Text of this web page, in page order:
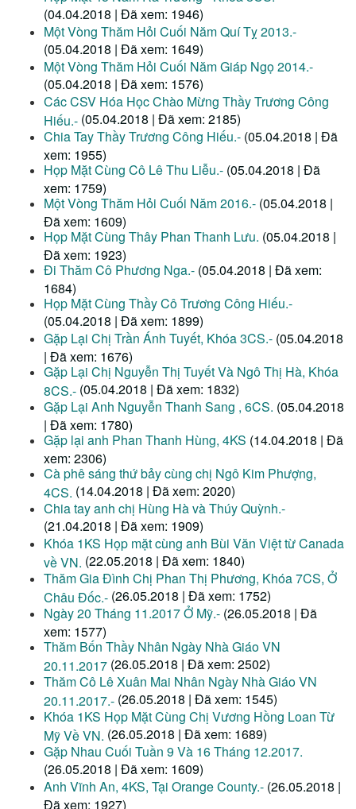
(04.04.2018 | Đã xem: 1946)
Một Vòng Thăm Hỏi Cuối Năm Quí Tỵ 2013.-
(05.04.2018 | Đã xem: 1649)
Một Vòng Thăm Hỏi Cuối Năm Giáp Ngọ 2014.-
(05.04.2018 | Đã xem: 1576)
Các CSV Hóa Học Chào Mừng Thầy Trương Công
Hiếu.- (05.04.2018 | Đã xem: 2185)
Chia Tay Thầy Trương Công Hiếu.- (05.04.2018 | Đã
xem: 1955)
Họp Mặt Cùng Cô Lê Thu Liễu.- (05.04.2018 | Đã
xem: 1759)
Một Vòng Thăm Hỏi Cuối Năm 2016.- (05.04.2018 |
Đã xem: 1609)
Họp Mặt Cùng Thây Phan Thanh Lưu. (05.04.2018 |
Đã xem: 1923)
Đi Thăm Cô Phương Nga.- (05.04.2018 | Đã xem:
1684)
Họp Mặt Cùng Thầy Cô Trương Công Hiếu.-
(05.04.2018 | Đã xem: 1899)
Gặp Lại Chị Trần Ánh Tuyết, Khóa 3CS.- (05.04.2018
| Đã xem: 1676)
Gặp Lại Chị Nguyễn Thị Tuyết Và Ngô Thị Hà, Khóa
8CS.- (05.04.2018 | Đã xem: 1832)
Gặp Lại Anh Nguyễn Thanh Sang , 6CS. (05.04.2018
| Đã xem: 1780)
Gặp lại anh Phan Thanh Hùng, 4KS (14.04.2018 | Đã
xem: 2306)
Cà phê sáng thứ bảy cùng chị Ngô Kim Phượng,
4CS. (14.04.2018 | Đã xem: 2020)
Chia tay anh chị Hùng Hà và Thúy Quỳnh.-
(21.04.2018 | Đã xem: 1909)
Khóa 1KS Họp mặt cùng anh Bùi Văn Việt từ Canada
về VN. (22.05.2018 | Đã xem: 1840)
Thăm Gia Đình Chị Phan Thị Phương, Khóa 7CS, Ở
Châu Đốc.- (26.05.2018 | Đã xem: 1752)
Ngày 20 Tháng 11.2017 Ở Mỹ.- (26.05.2018 | Đã
xem: 1577)
Thăm Bốn Thầy Nhân Ngày Nhà Giáo VN
20.11.2017 (26.05.2018 | Đã xem: 2502)
Thăm Cô Lê Xuân Mai Nhân Ngày Nhà Giáo VN
20.11.2017.- (26.05.2018 | Đã xem: 1545)
Khóa 1KS Họp Mặt Cùng Chị Vương Hồng Loan Từ
Mỹ Về VN. (26.05.2018 | Đã xem: 1689)
Gặp Nhau Cuối Tuần 9 Và 16 Tháng 12.2017.
(26.05.2018 | Đã xem: 1609)
Anh Vĩnh An, 4KS, Tại Orange County.- (26.05.2018 |
Đã xem: 1927)